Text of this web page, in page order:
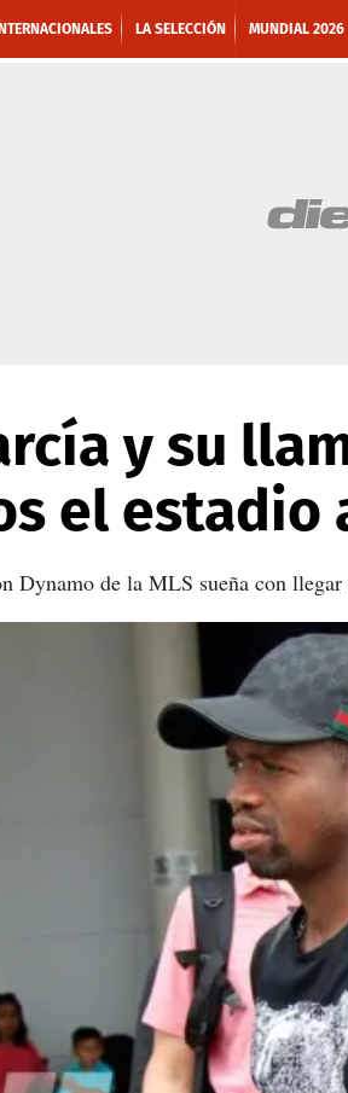
INTERNACIONALES LA SELECCIÓN MUNDIAL 2026
y su
el estadio
Dynamo de la MLS sueña con